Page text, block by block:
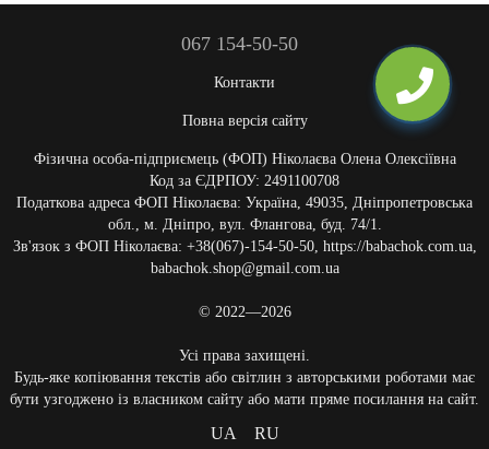
067 154-50-50
Контакти
Повна версія сайту
Фізична особа-підприємець (ФОП) Ніколаєва Олена Олексіївна
Код за ЄДРПОУ: 2491100708
Податкова адреса ФОП Ніколаєва: Україна, 49035, Дніпропетровська
обл., м. Дніпро, вул. Флангова, буд. 74/1.
Зв'язок з ФОП Ніколаєва: +38(067)-154-50-50, https://babachok.com.ua,
babachok.shop@gmail.com.ua
© 2022—2026
Усі права захищені.
Будь-яке копіювання текстів або світлин з авторськими роботами має
бути узгоджено із власником сайту або мати пряме посилання на сайт.
UA RU